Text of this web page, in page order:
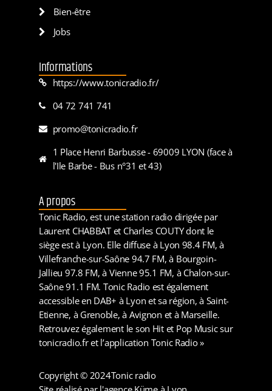
Bien-être
Jobs
Informations
https://www.tonicradio.fr/
04 72 741 741
promo@tonicradio.fr
1 Place Henri Barbusse - 69009 LYON (face à
l'Ile Barbe - Bus n°31 et 43)
A propos
Tonic Radio, est une station radio dirigée par
Laurent CHABBAT et Charles COUTY dont le
siège est à Lyon. Elle diffuse à Lyon 98.4 FM, à
Villefranche-sur-Saône 94.7 FM, à Bourgoin-
Jallieu 97.8 FM, à Vienne 95.1 FM, à Chalon-sur-
Saône 91.1 FM. Tonic Radio est également
accessible en DAB+ à Lyon et sa région, à Saint-
Etienne, à Grenoble, à Avignon et à Marseille.
Retrouvez également le son Hit et Pop Music sur
tonicradio.fr et l’application Tonic Radio »
Copyright © 2024Tonic radio